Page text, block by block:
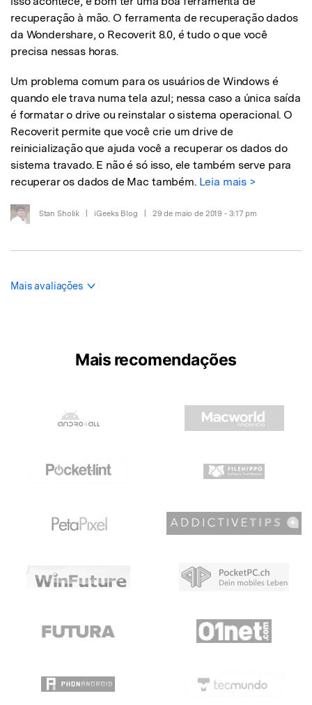
recuperação à mão. O ferramenta de recuperação dados
da Wondershare, o Recoverit 8.0, é tudo o que você
precisa nessas horas.
Um problema comum para os usuários de Windows é
quando ele trava numa tela azul; nessa caso a única saída
é formatar o drive ou reinstalar o sistema operacional. O
Recoverit permite que você crie um drive de
reinicialização que ajuda você a recuperar os dados do
sistema travado. E não é só isso, ele também serve para
recuperar os dados de Mac também.Leia mais >
Stan Sholik | iGeeks Blog | 29 de maio de 2019 - 3:17 pm
Mais avaliações
Mais recomendações